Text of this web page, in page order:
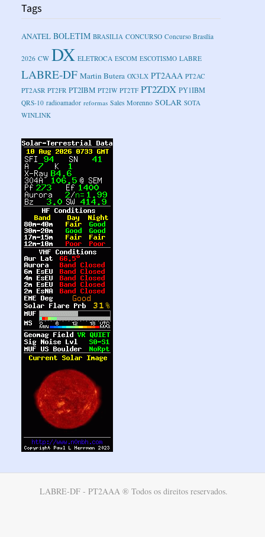
Tags
ANATEL BOLETIM BRASILIA CONCURSO Concurso Brasília
2026 CW DX ELETROCA ESCOM ESCOTISMO LABRE
LABRE-DF Martin Butera OX3LX PT2AAA PT2AC
PT2ASR PT2FR PT2IBM PT2IW PT2TF PT2ZDX PY1IBM
QRS-10 radioamador reformas Sales Morenno SOLAR SOTA
WINLINK
LABRE-DF - PT2AAA ® Todos os direitos reservados.